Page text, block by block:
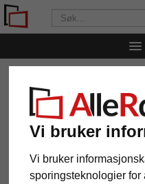
Vi bruker
Vi bruker
sporingsteknologier for